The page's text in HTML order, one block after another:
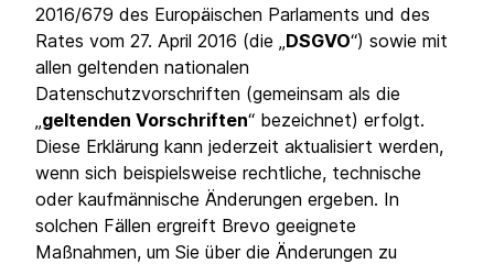
2016/679 des Europäischen Parlaments und des
Rates vom 27. April 2016 (die „DSGVO“) sowie mit
allen geltenden nationalen
Datenschutzvorschriften (gemeinsam als die
„geltenden Vorschriften“ bezeichnet) erfolgt.
Diese Erklärung kann jederzeit aktualisiert werden,
wenn sich beispielsweise rechtliche, technische
oder kaufmännische Änderungen ergeben. In
solchen Fällen ergreift Brevo geeignete
Maßnahmen, um Sie über die Änderungen zu